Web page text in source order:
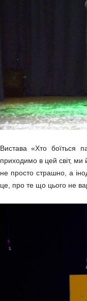
Вистава «Хто
приходимо в цей світ, ми
не просто страшно, а
це, про те що цього не